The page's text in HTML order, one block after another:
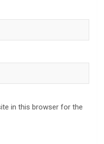
in this browser for the